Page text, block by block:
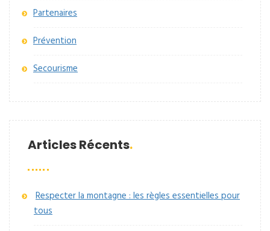
Partenaires
Prévention
Secourisme
Articles Récents
Respecter la montagne : les règles essentielles pour
tous